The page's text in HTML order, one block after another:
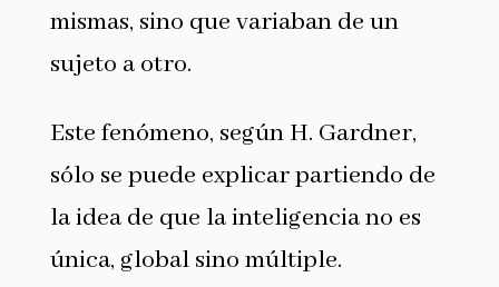
mismas, sino que variaban de un
sujeto a otro.
Este fenómeno, según H. Gardner,
sólo se puede explicar partiendo de
la idea de que la inteligencia no es
única, global sino múltiple.